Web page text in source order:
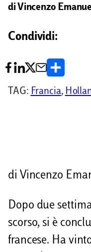
di Vincenzo
Condividi:
o
TAG: Francia,
di Vincenzo
Dopo due
scorso, si è
francese. Ha